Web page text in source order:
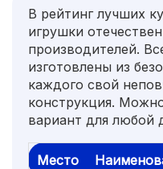
В рейтинг лучших
игрушки
производителей.
изготовлены из
каждого свой
конструкция.
вариант для любой
Место